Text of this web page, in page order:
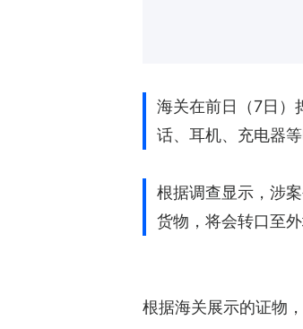
海关在前日（7日）
话、耳机、充电器
根据调查显示，涉
货物，将会转口至
根据海关展示的证物